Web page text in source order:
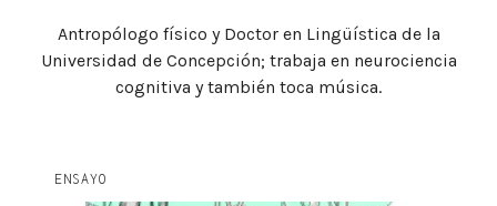
Antropólogo físico y Doctor en Lingüística de la
Universidad de Concepción; trabaja en neurociencia
cognitiva y también toca música.
ENSAYO